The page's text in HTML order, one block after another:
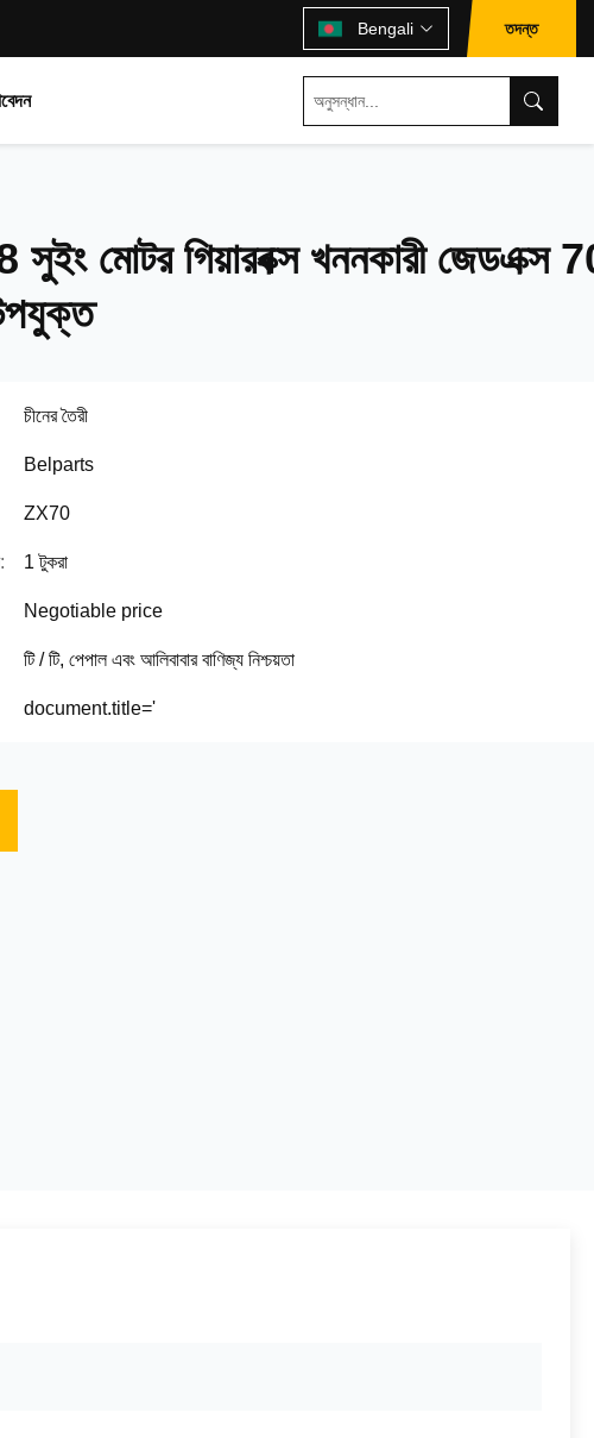
Bengali তদন্ত
মোটর গিয়ারবক্স খননকারী জেডএক্স
চীনের তৈরী
Belparts
ZX70
1 টুকরা
Negotiable price
টি / টি, পেপাল এবং আলিবাবার বাণিজ্য নিশ্চয়তা
document.title='